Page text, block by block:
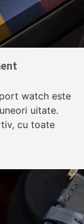
watch este
uitate.
cu toate